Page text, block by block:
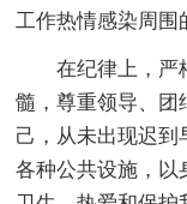
工作热情感染周围
在纪律上，严
髓，尊重领导、团
己，从未出现迟到
各种公共设施，以